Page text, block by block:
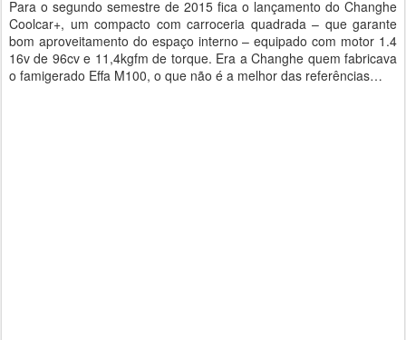
Para o segundo semestre de 2015 fica o lançamento do Changhe
Coolcar+, um compacto com carroceria quadrada – que garante
bom aproveitamento do espaço interno – equipado com motor 1.4
16v de 96cv e 11,4kgfm de torque. Era a Changhe quem fabricava
o famigerado Effa M100, o que não é a melhor das referências…